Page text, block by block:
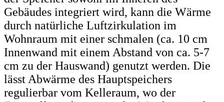
Gebäudes integriert wird, kann die Wärme
durch natürliche Luftzirkulation im
Wohnraum mit einer schmalen (ca. 10 cm
Innenwand mit einem Abstand von ca. 5-7
cm zu der Hauswand) genutzt werden. Die
lässt Abwärme des Hauptspeichers
regulierbar vom Kelleraum, wo der